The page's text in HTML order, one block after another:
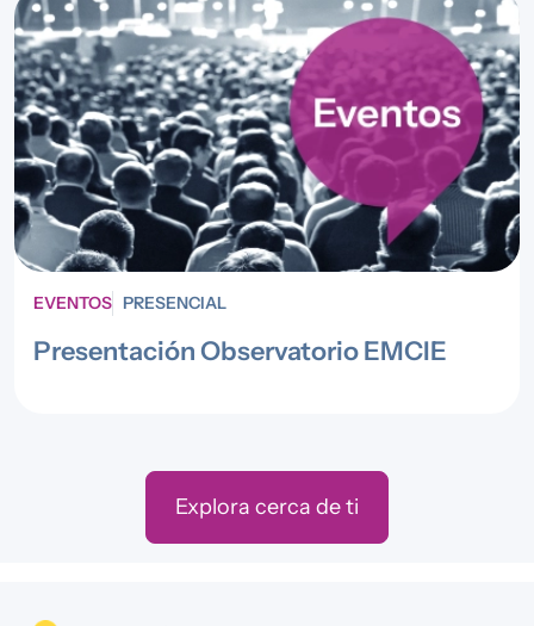
EVENTOS PRESENCIAL
Presentación Observatorio EMCIE
Explora cerca de ti